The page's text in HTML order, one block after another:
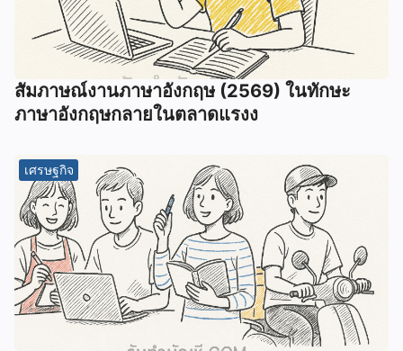
สัมภาษณ์งานภาษาอังกฤษ (2569) ในทักษะ
ภาษาอังกฤษกลายในตลาดแรงง
เศรษฐกิจ